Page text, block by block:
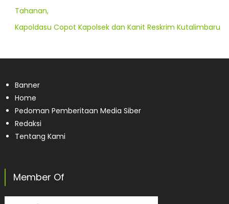
Tahanan,
Kapoldasu Copot Kapolsek dan Kanit Reskrim Kutalimbaru
Banner
Home
Pedoman Pemberitaan Media Siber
Redaksi
Tentang Kami
Member Of